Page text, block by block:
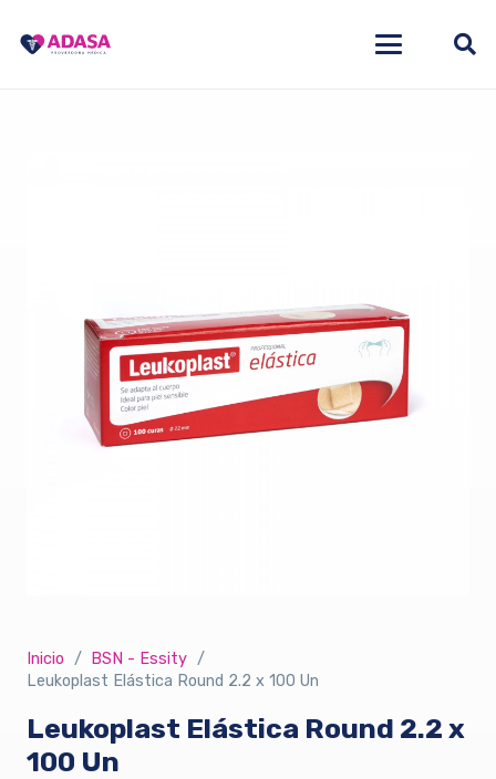
Inicio / BSN - Essity /
Leukoplast Elástica Round 2.2 x 100 Un
Leukoplast Elástica Round 2.2 x
100 Un